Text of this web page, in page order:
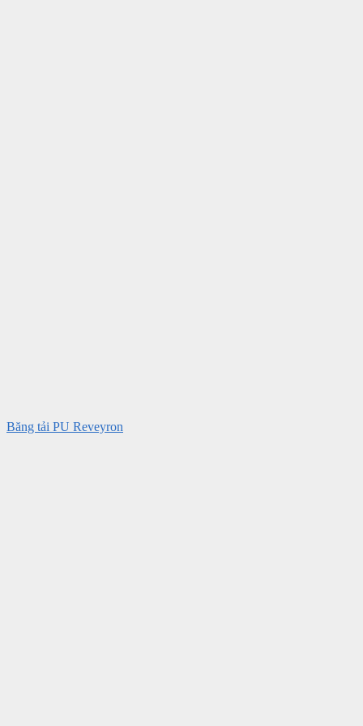
Băng tải PU Reveyron